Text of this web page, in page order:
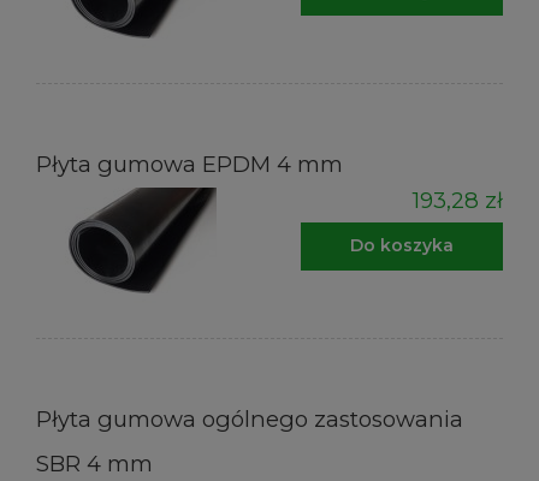
Płyta gumowa EPDM 4 mm
193,28 zł
Do koszyka
Płyta gumowa ogólnego zastosowania
SBR 4 mm